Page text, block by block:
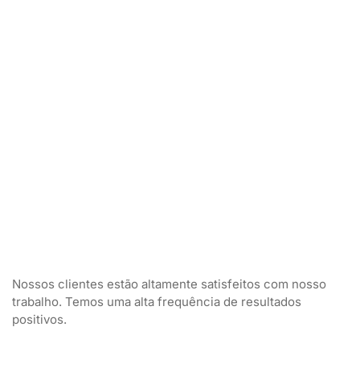
Nossos clientes estão altamente satisfeitos com nosso
trabalho. Temos uma alta frequência de resultados
positivos.